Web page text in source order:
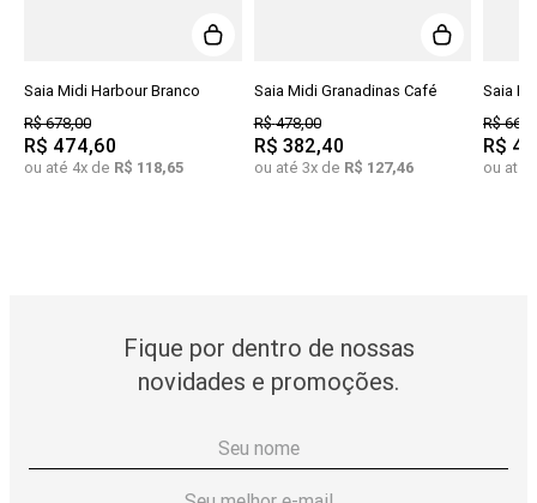
Saia Midi Harbour Branco
R$678,00
R$ 474,60
ou até 4x de R$ 118,65
Saia Midi Granadinas Café
R$478,00
R$ 382,40
ou até 3x de R$ 127,46
Saia
R$668
R$
ou até
Fique por dentro de nossas
novidades e promoções.